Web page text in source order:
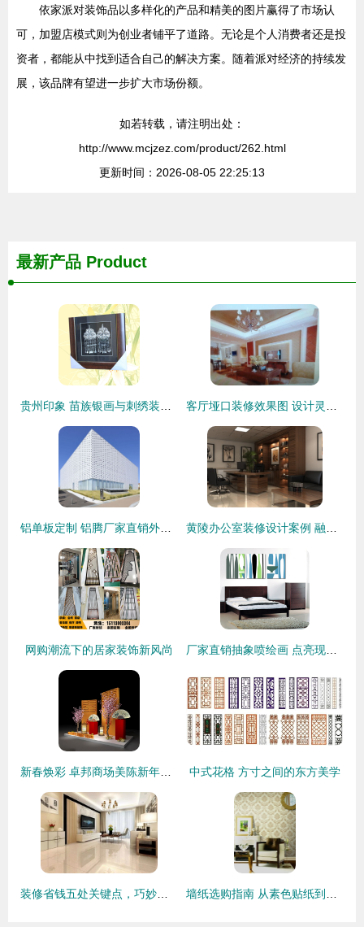
依家派对装饰品以多样化的产品和精美的图片赢得了市场认
可，加盟店模式则为创业者铺平了道路。无论是个人消费者还是投
资者，都能从中找到适合自己的解决方案。随着派对经济的持续发
展，该品牌有望进一步扩大市场份额。
如若转载，请注明出处：
http://www.mcjzez.com/product/262.html
更新时间：2026-08-05 22:25:13
最新产品 Product
网购潮流下的居家装饰新风尚
中式花格 方寸之间的东方美学